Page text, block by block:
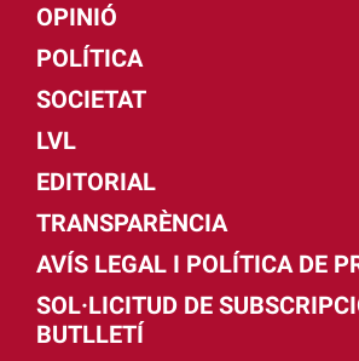
OPINIÓ
POLÍTICA
SOCIETAT
LVL
EDITORIAL
TRANSPARÈNCIA
AVÍS LEGAL I POLÍTICA DE
SOL·LICITUD DE
BUTLLETÍ